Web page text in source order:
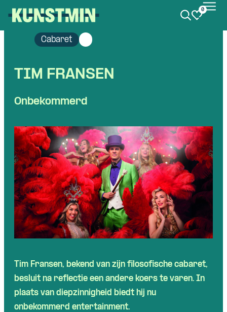
Skip navigatie
0
Cabaret
TIM FRANSEN
Onbekommerd
Tim Fransen, bekend van zijn filosofische cabaret,
besluit na reflectie een andere koers te varen. In
plaats van diepzinnigheid biedt hij nu
onbekommerd entertainment.